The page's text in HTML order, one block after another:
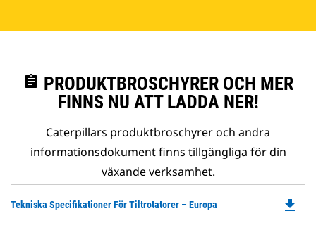
assignment PRODUKTBROSCHYRER OCH MER
FINNS NU ATT LADDA NER!
Caterpillars produktbroschyrer och andra
informationsdokument finns tillgängliga för din
växande verksamhet.
Tekniska Specifikationer För Tiltrotatorer – Europa file_download